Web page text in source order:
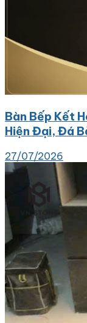
Bàn Bếp Kết
Hiện Đại, Đá
27/07/2026